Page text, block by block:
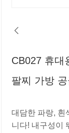
CB027 휴대
팔찌 가방 공
대담한 파랑, 흰
니다! 내구성이